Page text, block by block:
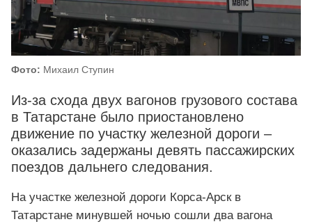
Фото: Михаил Ступин
Из-за схода двух вагонов грузового состава
в Татарстане было приостановлено
движение по участку железной дороги –
оказались задержаны девять пассажирских
поездов дальнего следования.
На участке железной дороги Корса-Арск в
Татарстане минувшей ночью сошли два вагона